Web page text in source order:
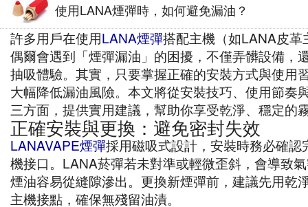
使用LANA煙彈時，如何避免漏油？
許多用戶在使用LANA煙彈搭配主機（如LANA皮革
偶爾會遇到「煙彈漏油」的困擾，不僅弄髒設備，
抽吸體驗。其實，只要掌握正確的安裝方式與使用
大幅降低漏油風險。本文將從安裝技巧、使用節奏
三方面，提供實用建議，幫助你享受乾淨、穩定的
正確安裝與更換：避免密封失效
LANAVAPE煙彈採用磁吸式設計，安裝時務必確認
機接口。LANA菸彈若未對準或輕微歪斜，會導致
煙油容易從縫隙滲出。更換新煙彈前，建議先用乾
主機接點，確保無殘留油漬。